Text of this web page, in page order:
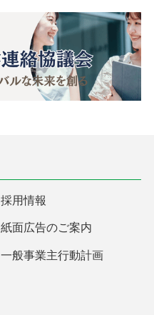
採用情報
紙面広告のご案内
一般事業主行動計画